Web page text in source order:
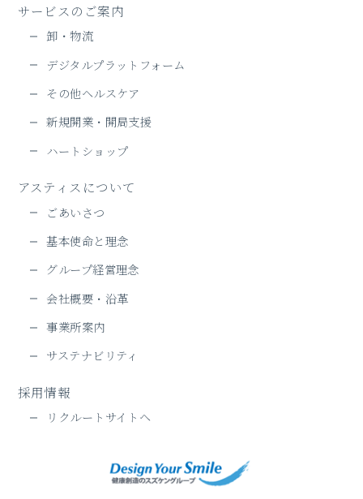
サービスのご案内
卸・物流
デジタルプラットフォーム
その他ヘルスケア
新規開業・開局支援
ハートショップ
アスティスについて
ごあいさつ
基本使命と理念
グループ経営理念
会社概要・沿革
事業所案内
サステナビリティ
採用情報
リクルートサイトヘ